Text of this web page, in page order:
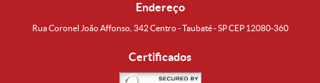
Endereço
Rua Coronel João Affonso, 342 Centro - Taubaté - SP CEP 12080-360
Certificados